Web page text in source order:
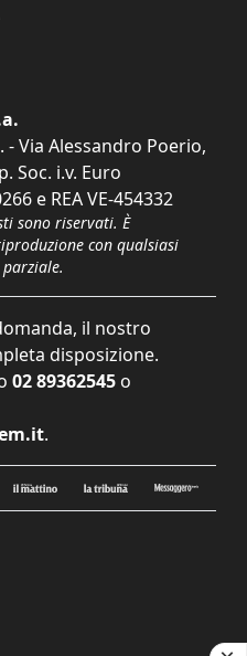
Via Alessandro Poerio,
Soc. i.v. Euro
e REA VE-454332
sono riservati. È
con qualsiasi
il nostro
disposizione.
02 89362545 o
.